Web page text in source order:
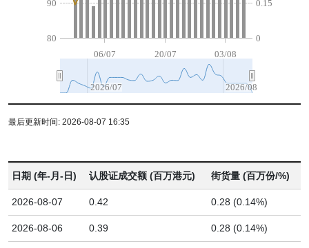
06/07 20/07 03/08
0
0.15
80
90
2026/07 2026/08
最后更新时间: 2026-08-07 16:35
日期 (年-月-日) 认股证成交额 (百万港元) 街货量 (百万份/%)
2026-08-07 0.42 0.28 (0.14%)
2026-08-06 0.39 0.28 (0.14%)